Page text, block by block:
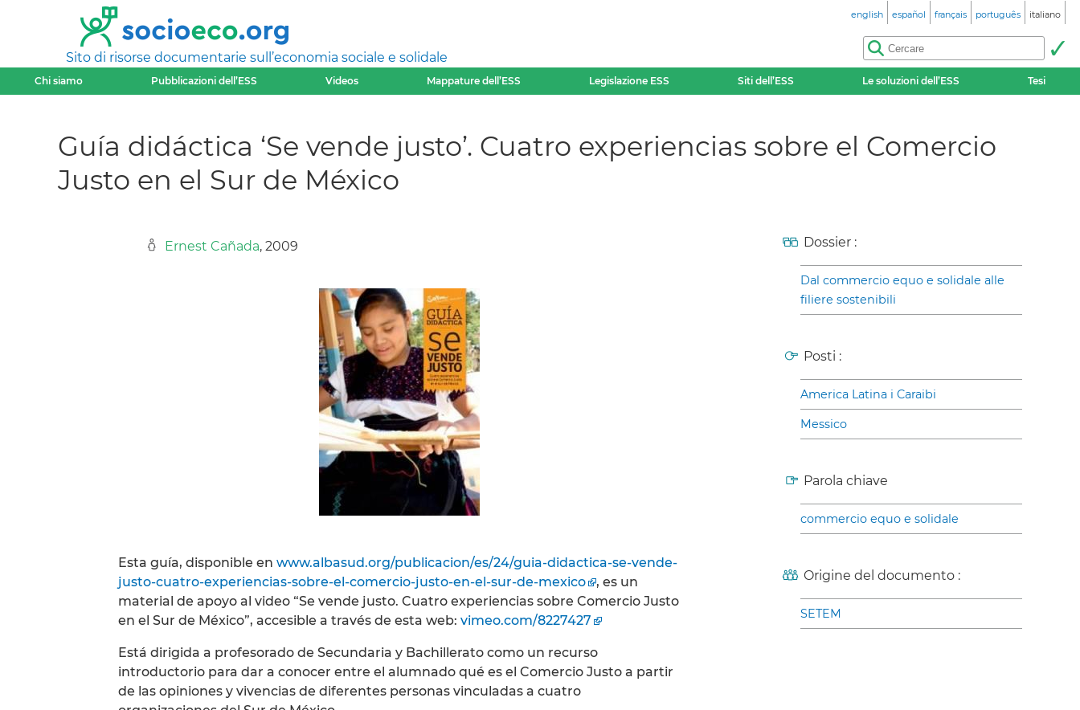
Sito di risorse documentarie sull’economia sociale e solidale
english español français português italiano
Chi siamo Pubblicazioni dell’ESS Videos Mappature dell’ESS Legislazione ESS Siti dell’ESS Le soluzioni dell’ESS Tesi
Guía didáctica ‘Se vende justo’. Cuatro experiencias sobre el Comercio
Justo en el Sur de México
Ernest Cañada, 2009
Esta guía, disponible en www.albasud.org/publicacion/es/24/guia-didactica-se-vende-
justo-cuatro-experiencias-sobre-el-comercio-justo-en-el-sur-de-mexico
, es un
material de apoyo al video “Se vende justo. Cuatro experiencias sobre Comercio Justo
en el Sur de México”, accesible a través de esta web: vimeo.com/8227427
Está dirigida a profesorado de Secundaria y Bachillerato como un recurso
introductorio para dar a conocer entre el alumnado qué es el Comercio Justo a partir
de las opiniones y vivencias de diferentes personas vinculadas a cuatro
Dossier :
Dal commercio equo e solidale alle
filiere sostenibili
Posti :
America Latina i Caraibi
Messico
Parola chiave
commercio equo e solidale
Origine del documento :
SETEM